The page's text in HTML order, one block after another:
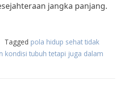
jangka panjang.
Tagged pola hidup sehat tidak
kondisi tubuh tetapi juga dalam